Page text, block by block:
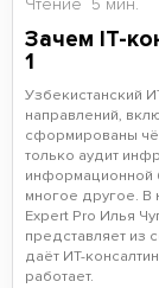
Чтение 5 мин.
Зачем IT-
1
Узбекистанский
направлений,
сформированы
только аудит
информационной
многое другое.
Expert Pro Илья
представляет из
даёт ИТ-
работает.